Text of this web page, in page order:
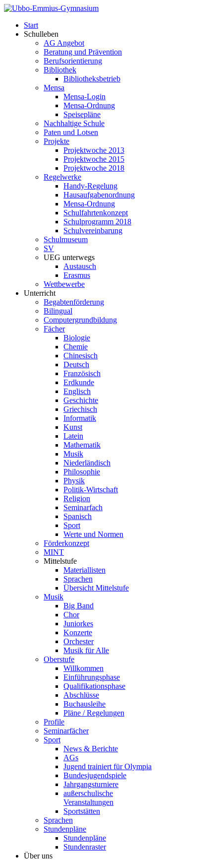
Start
Schulleben
AG Angebot
Beratung und Prävention
Berufsorientierung
Bibliothek
Bibliotheksbetrieb
Mensa
Mensa-Login
Mensa-Ordnung
Speisepläne
Nachhaltige Schule
Paten und Lotsen
Projekte
Projektwoche 2013
Projektwoche 2015
Projektwoche 2018
Regelwerke
Handy-Regelung
Hausaufgabenordnung
Mensa-Ordnung
Schulfahrtenkonzept
Schulprogramm 2018
Schulvereinbarung
Schulmuseum
SV
UEG unterwegs
Austausch
Erasmus
Wettbewerbe
Unterricht
Begabtenförderung
Bilingual
Computergrundbildung
Fächer
Biologie
Chemie
Chinesisch
Deutsch
Französisch
Erdkunde
Englisch
Geschichte
Griechisch
Informatik
Kunst
Latein
Mathematik
Musik
Niederländisch
Philosophie
Physik
Politik-Wirtschaft
Religion
Seminarfach
Spanisch
Sport
Werte und Normen
Förderkonzept
MINT
Mittelstufe
Materiallisten
Sprachen
Übersicht Mittelstufe
Musik
Big Band
Chor
Juniorkes
Konzerte
Orchester
Musik für Alle
Oberstufe
Willkommen
Einführungsphase
Qualifikationsphase
Abschlüsse
Buchausleihe
Pläne / Regelungen
Profile
Seminarfächer
Sport
News & Berichte
AGs
Jugend trainiert für Olympia
Bundesjugendspiele
Jahrgangsturniere
außerschulische
Veranstaltungen
Sportstätten
Sprachen
Stundenpläne
Stundenpläne
Stundenraster
Über uns